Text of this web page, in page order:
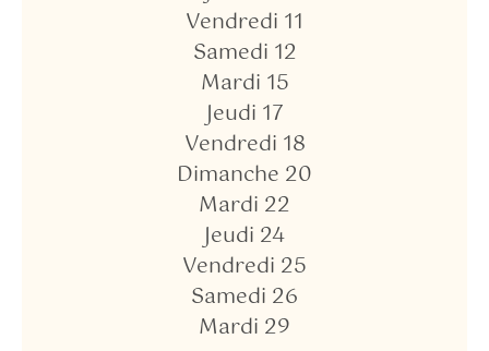
Vendredi 11
Samedi 12
Mardi 15
Jeudi 17
Vendredi 18
Dimanche 20
Mardi 22
Jeudi 24
Vendredi 25
Samedi 26
Mardi 29